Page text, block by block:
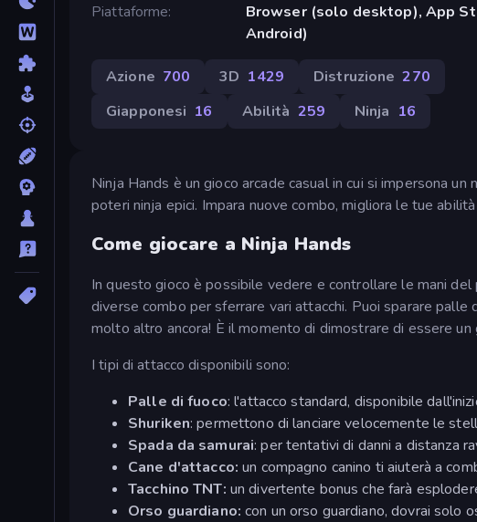
Piattaforme
Browser (solo desktop), App
Android)
Azione 700 3D 1429 Distruzione 270
Giapponesi 16 Abilità 259 Ninja 16
Ninja Hands è un gioco arcade casual in cui si impersona
poteri ninja epici. Impara nuove combo, migliora le tue
Come giocare a Ninja Hands
In questo gioco è possibile vedere e controllare le mani
diverse combo per sferrare vari attacchi. Puoi sparare palle
molto altro ancora! È il momento di dimostrare di essere un
I tipi di attacco disponibili sono:
Palle di fuoco: l'attacco standard, disponibile
Shuriken: permettono di lanciare velocemente le
Spada da samurai: per tentativi di danni a distanza
Cane d'attacco: un compagno canino ti aiuterà a
Tacchino TNT: un divertente bonus che farà
Orso guardiano: con un orso guardiano, dovrai solo